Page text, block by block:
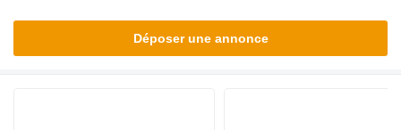
Déposer une annonce